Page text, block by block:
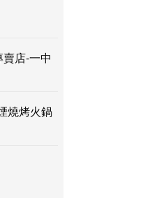
店-一中
燒烤火鍋